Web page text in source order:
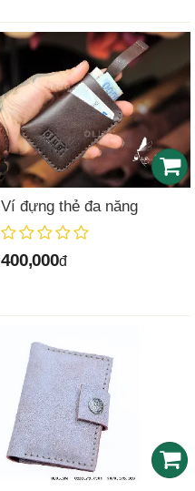
Ví đựng thẻ đa năng
400,000đ